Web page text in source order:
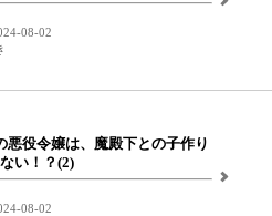
08-02
悪役令嬢は、魔殿下との子作り
い！？(2)
08-02